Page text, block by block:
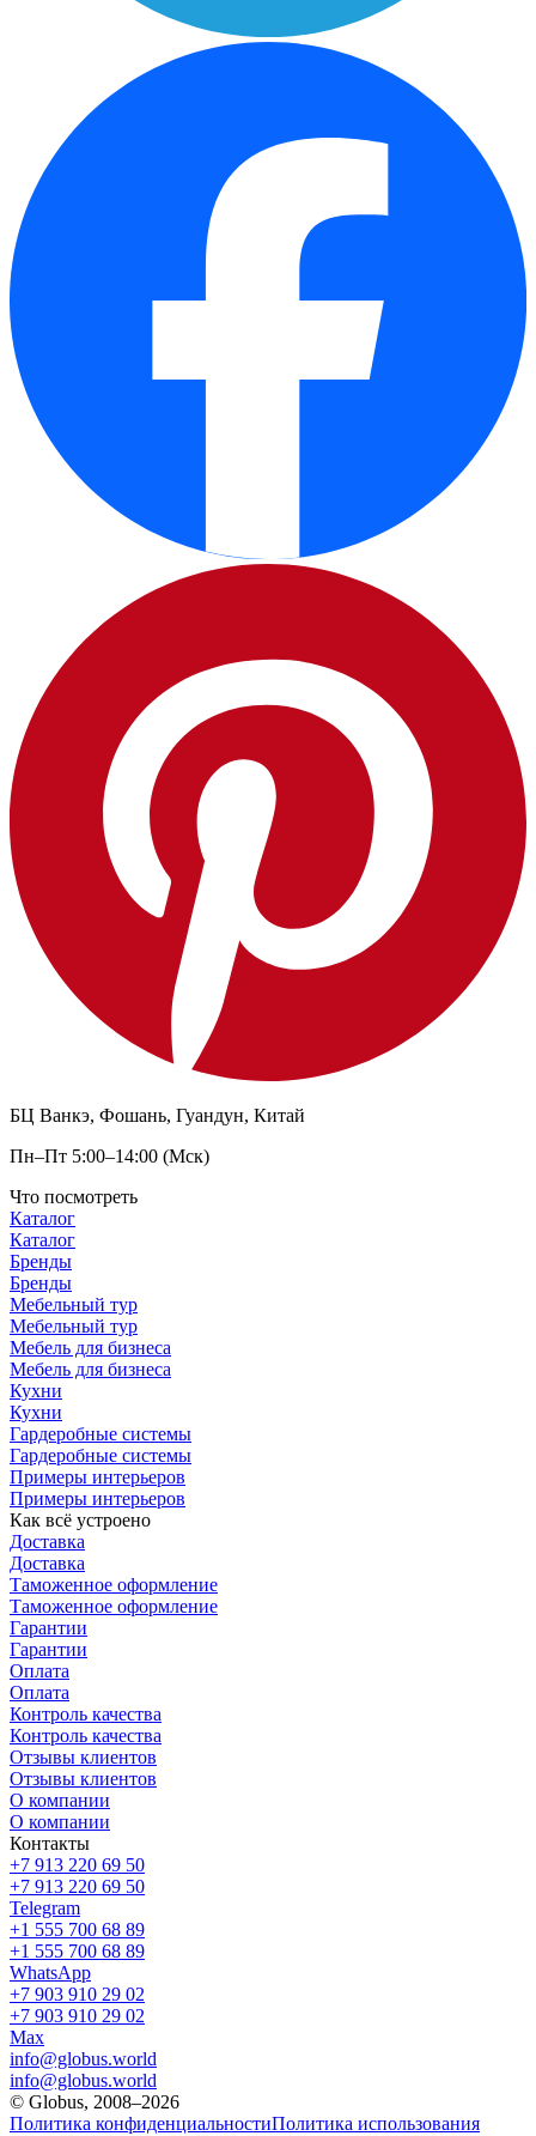
БЦ Ванкэ, Фошань, Гуандун, Китай
Пн–Пт 5:00–14:00 (Мск)
Что посмотреть
Каталог
Каталог
Бренды
Бренды
Мебельный тур
Мебельный тур
Мебель для бизнеса
Мебель для бизнеса
Кухни
Кухни
Гардеробные системы
Гардеробные системы
Примеры интерьеров
Примеры интерьеров
Как всё устроено
Доставка
Доставка
Таможенное оформление
Таможенное оформление
Гарантии
Гарантии
Оплата
Оплата
Контроль качества
Контроль качества
Отзывы клиентов
Отзывы клиентов
О компании
О компании
Контакты
+7 913 220 69 50
+7 913 220 69 50
Telegram
+1 555 700 68 89
+1 555 700 68 89
WhatsApp
+7 903 910 29 02
+7 903 910 29 02
Max
info@globus.world
info@globus.world
© Globus, 2008–2026
Политика конфиденциальностиПолитика использования